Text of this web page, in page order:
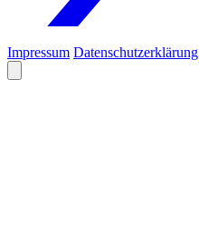
Impressum Datenschutzerklärung